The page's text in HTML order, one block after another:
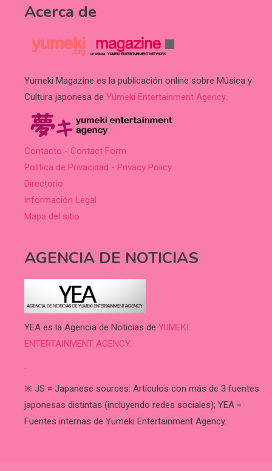
Acerca de
Yumeki Magazine es la publicación online sobre Música y
Cultura japonesa de Yumeki Entertainment Agency.
Contacto - Contact Form
Política de Privacidad - Privacy Policy
Directorio
información Legal
Mapa del sitio
AGENCIA DE NOTICIAS
YEA es la Agencia de Noticias de YUMEKI
ENTERTAINMENT AGENCY.
.
※ JS = Japanese sources: Artículos con más de 3 fuentes
japonesas distintas (incluyendo redes sociales); YEA =
Fuentes internas de Yumeki Entertainment Agency.